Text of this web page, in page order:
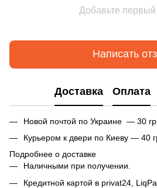
Добавьте первый
Написать
Доставка Оплата
Новой почтой по Украине — 30
Курьером к двери по Киеву — 40
Подробнее о доставке
Наличными при получении.
Кредитной картой в privat24,